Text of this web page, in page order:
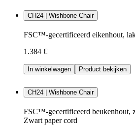
CH24 | Wishbone Chair
FSC™-gecertificeerd eikenhout,
1.384 €
In winkelwagen Product bekijken
CH24 | Wishbone Chair
FSC™-gecertificeerd beukenhout,
Zwart paper cord